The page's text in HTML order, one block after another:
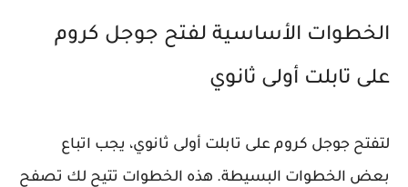
الخطوات الأساسية لفتح جوجل كروم
على تابلت أولى ثانوي
لتفتح جوجل كروم على تابلت أولى ثانوي، يجب اتباع
بعض الخطوات البسيطة. هذه الخطوات تتيح لك تصفح